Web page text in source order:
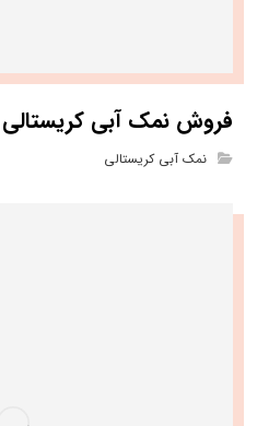
فروش نمک آبی
نمک آبی کریستالی